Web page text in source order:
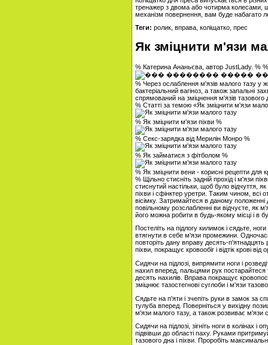
тренажер з двома або чотирма колесами,
механізм повернення, вам буде набагато
Теги: ролик, вправа, коліщатко, прес
Як зміцнити м'язи
% Катерина Ананьєва, автор JustLady. %
% Через ослаблення м'язів малого тазу у
бактеріальний вагіноз, а також запальні
спрямований на зміцнення м'язів тазового
% Статті за темою «Як зміцнити м'язи
% Як зміцнити м'язи піхви %
% Секс-зарядка від Мерилін Монро %
% Як займатися з фітболом %
% Як зміцнити вени - корисні рецепти для
% Щільно стисніть задній прохід і м'язи
стиснутий настільки, щоб було відчуття,
піхви і сфінктер уретри. Таким чином, всі
вісімку. Затримайтеся в даному
повільному розслабленні ви відчуєте, як
його можна робити в будь-якому місці і в
Постеліть на підлогу килимок і сядьте,
втягнути в себе м'язи промежини.
повторіть дану вправу десять-п'ятнадцять
піхви, покращує кровообіг і відтік крові від
Сидячи на підлозі, випрямити ноги і
нахил вперед, пальцями рук постарайтеся
десять нахилів. Вправа покращує
зміцнює тазостегнові суглоби і м'язи
Сядьте на п'яти і зчепіть руки в замок за
тулуба вперед. Поверніться у вихідну
м'язи малого тазу, а також розвиває м'язи
Сидячи на підлозі, зігніть ноги в колінах і
підвівши до області паху. Руками
тазового дна і піхви. Проробіть